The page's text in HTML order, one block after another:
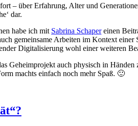
– über Erfahrung, Alter und
dar.
habe ich mit Sabrina Schapereinen
gemeinsame Arbeiten im Kontext
Digitalisierung wohl einer weiteren
Geheimprojekt auch physisch in
machts einfach noch mehr Spaß. 🙂